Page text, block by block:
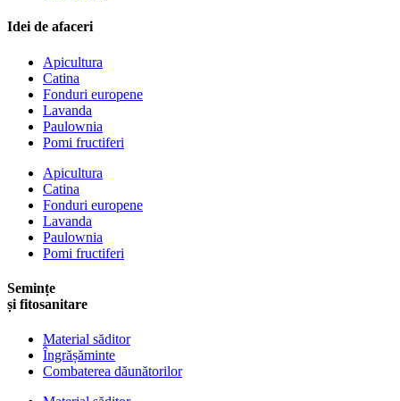
Idei de afaceri
Apicultura
Catina
Fonduri europene
Lavanda
Paulownia
Pomi fructiferi
Apicultura
Catina
Fonduri europene
Lavanda
Paulownia
Pomi fructiferi
Semințe
și fitosanitare
Material săditor
Îngrășăminte
Combaterea dăunătorilor